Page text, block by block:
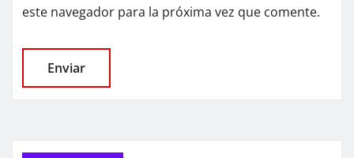
este navegador para la próxima vez que comente.